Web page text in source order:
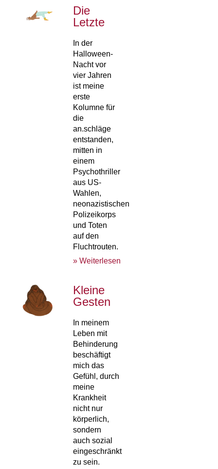
Die
Letzte
In der
Halloween-
Nacht vor
vier Jahren
ist meine
erste
Kolumne für
die
an.schläge
entstanden,
mitten in
einem
Psychothriller
aus US-
Wahlen,
neonazistischen
Polizeikorps
und Toten
auf den
Fluchtrouten.
» Weiterlesen
Kleine
Gesten
In meinem
Leben mit
Behinderung
beschäftigt
mich das
Gefühl, durch
meine
Krankheit
nicht nur
körperlich,
sondern
auch sozial
eingeschränkt
zu sein.